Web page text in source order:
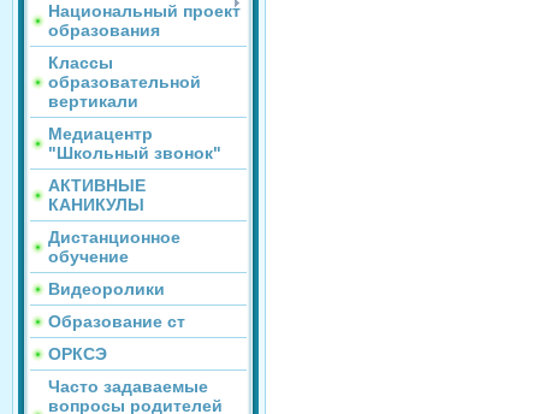
Национальный проект
образования
Классы
образовательной
вертикали
Медиацентр
"Школьный звонок"
АКТИВНЫЕ
КАНИКУЛЫ
Дистанционное
обучение
Видеоролики
Образование ст
ОРКСЭ
Часто задаваемые
вопросы родителей